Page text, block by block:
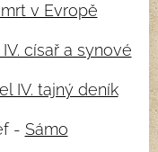
v Evropě
IV. císař a synové
IV. tajný deník
- Sámo